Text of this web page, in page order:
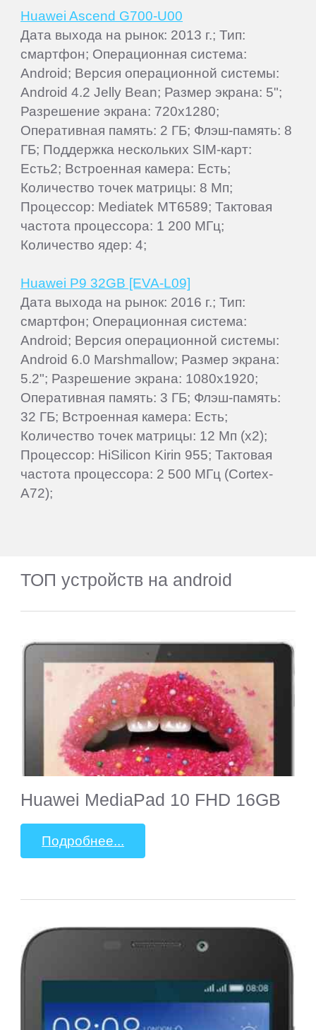
Huawei Ascend G700-U00
Дата выхода на рынок: 2013 г.; Тип:
смартфон; Операционная система:
Android; Версия операционной системы:
Android 4.2 Jelly Bean; Размер экрана: 5";
Разрешение экрана: 720x1280;
Оперативная память: 2 ГБ; Флэш-память: 8
ГБ; Поддержка нескольких SIM-карт:
Есть2; Встроенная камера: Есть;
Количество точек матрицы: 8 Мп;
Процессор: Mediatek MT6589; Тактовая
частота процессора: 1 200 МГц;
Количество ядер: 4;
Huawei P9 32GB [EVA-L09]
Дата выхода на рынок: 2016 г.; Тип:
смартфон; Операционная система:
Android; Версия операционной системы:
Android 6.0 Marshmallow; Размер экрана:
5.2"; Разрешение экрана: 1080x1920;
Оперативная память: 3 ГБ; Флэш-память:
32 ГБ; Встроенная камера: Есть;
Количество точек матрицы: 12 Мп (x2);
Процессор: HiSilicon Kirin 955; Тактовая
частота процессора: 2 500 МГц (Cortex-
A72);
ТОП устройств на android
Huawei MediaPad 10 FHD 16GB
Подробнее...